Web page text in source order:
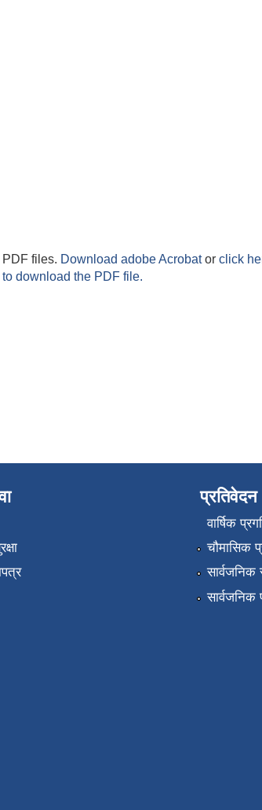
files. Download adobe Acrobator click
download the PDF file.
प्रतिवेदन
वार्षिक
चौमासिक
सार्वजनिक
सार्वजनिक